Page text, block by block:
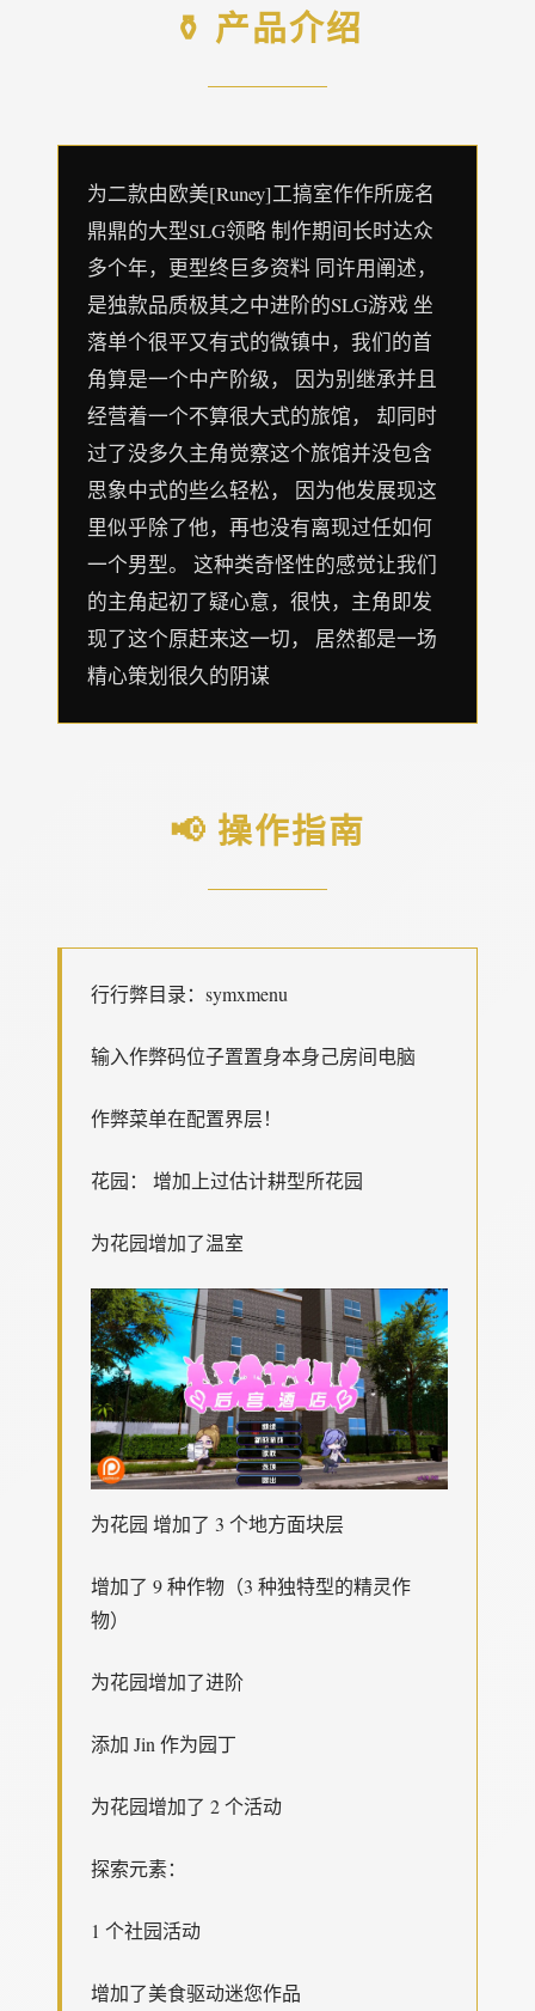
⚱️ 产品介绍
为二款由欧美[Runey]工搞室作作所庞名
鼎鼎的大型SLG领略 制作期间长时达众
多个年，更型终巨多资料 同许用阐述，
是独款品质极其之中进阶的SLG游戏 坐
落单个很平又有式的微镇中，我们的首
角算是一个中产阶级， 因为别继承并且
经营着一个不算很大式的旅馆， 却同时
过了没多久主角觉察这个旅馆并没包含
思象中式的些么轻松， 因为他发展现这
里似乎除了他，再也没有离现过任如何
一个男型。 这种类奇怪性的感觉让我们
的主角起初了疑心意，很快，主角即发
现了这个原赶来这一切， 居然都是一场
精心策划很久的阴谋
📢 操作指南
行行弊目录：symxmenu
输入作弊码位子置置身本身己房间电脑
作弊菜单在配置界层！
花园： 增加上过估计耕型所花园
为花园增加了温室
为花园 增加了 3 个地方面块层
增加了 9 种作物（3 种独特型的精灵作
物）
为花园增加了进阶
添加 Jin 作为园丁
为花园增加了 2 个活动
探索元素：
1 个社园活动
增加了美食驱动迷您作品